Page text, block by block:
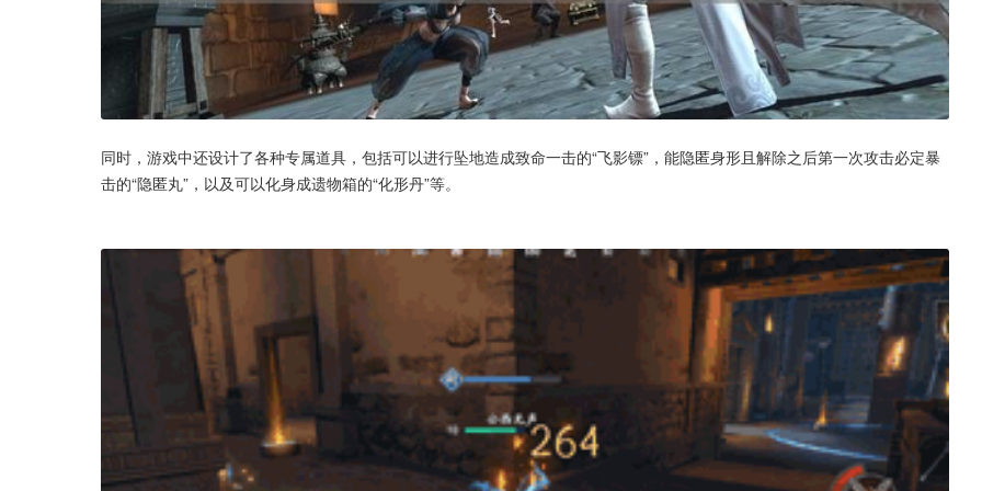
同时，游戏中还设计了各种专属道具，包括可以进行坠地造成致命一击的“飞影镖”，能隐匿身形且解除之后第一次攻击必定暴
击的“隐匿丸”，以及可以化身成遗物箱的“化形丹”等。